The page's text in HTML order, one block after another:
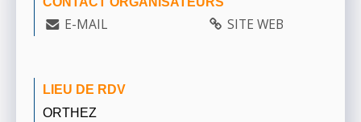
E-MAIL SITE WEB
LIEU DE RDV
ORTHEZ